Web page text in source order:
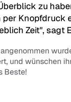
zu
Knopfdruck
Zeit", sagt
und wünschen
Beste!